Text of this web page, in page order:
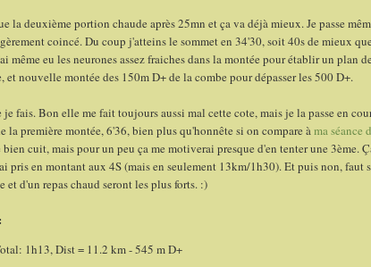
la deuxième portion chaude après 25mn et ça va déjà mieux. Je passe
coincé. Du coup j'atteins le sommet en 34'30, soit 40s de mieux
même eu les neurones assez fraiches dans la montée pour établir un plan
et nouvelle montée des 150m D+ de la combe pour dépasser les 500 D+.
je fais. Bon elle me fait toujours aussi mal cette cote, mais je la passe en
la première montée, 6'36, bien plus qu'honnête si on compare àma séance
bien cuit, mais pour un peu ça me motiverai presque d'en tenter une 3ème.
pris en montant aux 4S (mais en seulement 13km/1h30). Et puis non, faut
et d'un repas chaud seront les plus forts. :)
1h13, Dist = 11.2 km - 545 m D+